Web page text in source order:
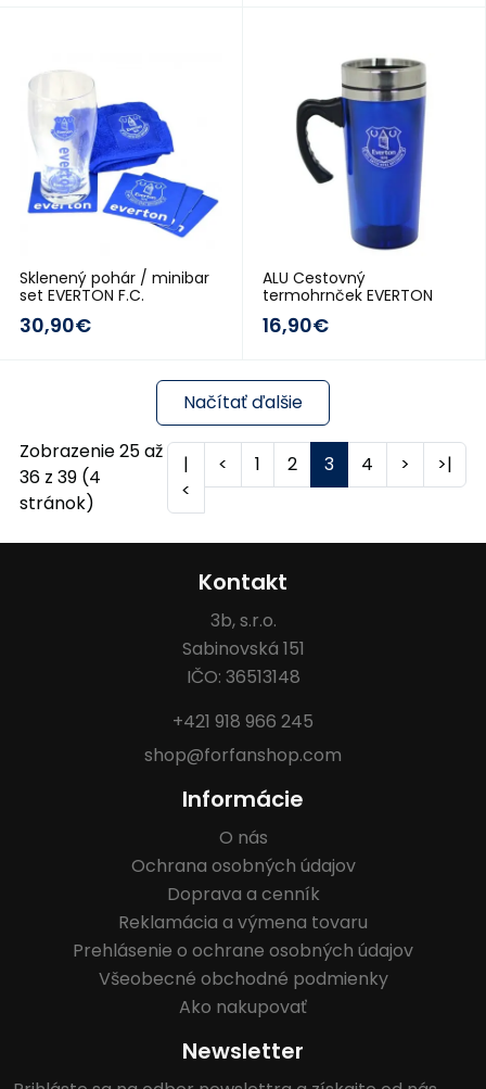
Sklenený pohár / minibar
set EVERTON F.C.
30,90€
ALU Cestovný
termohrnček EVERTON
16,90€
Načítať ďalšie
Zobrazenie 25 až
36 z 39 (4
stránok)
|
<
< 1 2 3 4 > >|
Kontakt
3b, s.r.o.
Sabinovská 151
IČO: 36513148
+421 918 966 245
shop@forfanshop.com
Informácie
O nás
Ochrana osobných údajov
Doprava a cenník
Reklamácia a výmena tovaru
Prehlásenie o ochrane osobných údajov
Všeobecné obchodné podmienky
Ako nakupovať
Newsletter